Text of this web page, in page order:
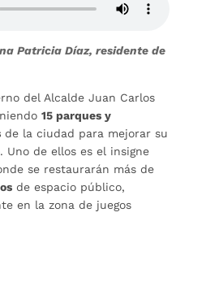
Patricia Díaz, residente de
del Alcalde Juan Carlos
15 parques y
de la ciudad para mejorar su
Uno de ellos es el insigne
se restaurarán más de
de espacio público,
en la zona de juegos